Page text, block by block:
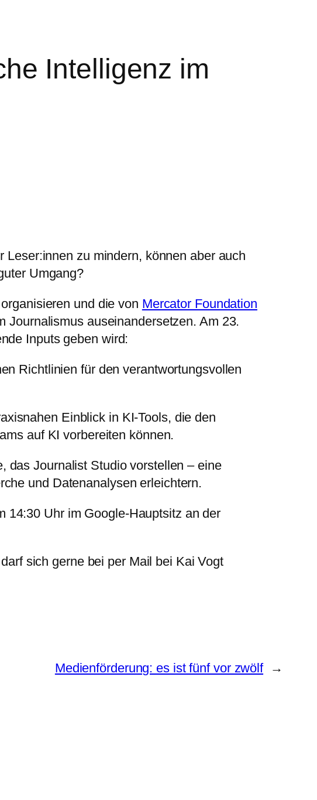
Intelligenz im
zu mindern, können aber auch
Umgang?
organisieren und die von Mercator Foundation
Journalismus auseinandersetzen. Am 23.
Inputs geben wird:
Richtlinien für den verantwortungsvollen
Einblick in KI-Tools, die den
auf KI vorbereiten können.
das Journalist Studio vorstellen – eine
und Datenanalysen erleichtern.
14:30 Uhr im Google-Hauptsitz an der
sich gerne bei per Mail bei Kai Vogt
Medienförderung: es ist fünf vor zwölf →